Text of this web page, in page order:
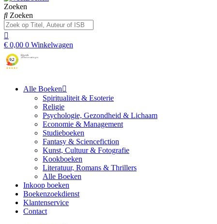
Zoeken
Zoeken
€ 0,00 0 Winkelwagen
Alle Boeken
Spiritualiteit & Esoterie
Religie
Psychologie, Gezondheid & Lichaam
Economie & Management
Studieboeken
Fantasy & Sciencefiction
Kunst, Cultuur & Fotografie
Kookboeken
Literatuur, Romans & Thrillers
Alle Boeken
Inkoop boeken
Boekenzoekdienst
Klantenservice
Contact